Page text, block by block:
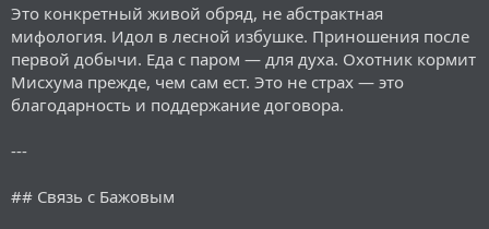
Это конкретный живой обряд, не абстрактная
мифология. Идол в лесной избушке. Приношения после
первой добычи. Еда с паром — для духа. Охотник кормит
Мисхума прежде, чем сам ест. Это не страх — это
благодарность и поддержание договора.
---
## Связь с Бажовым